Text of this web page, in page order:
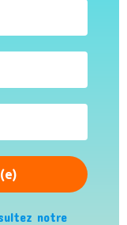
notre